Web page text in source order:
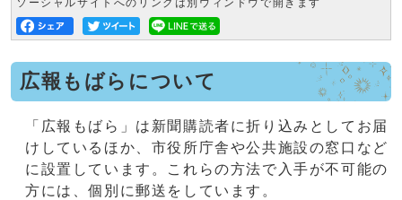
ソーシャルサイトへのリンクは別ウィンドウで開きます
広報もばらについて
「広報もばら」は新聞購読者に折り込みとしてお届
けしているほか、市役所庁舎や公共施設の窓口など
に設置しています。これらの方法で入手が不可能の
方には、個別に郵送をしています。